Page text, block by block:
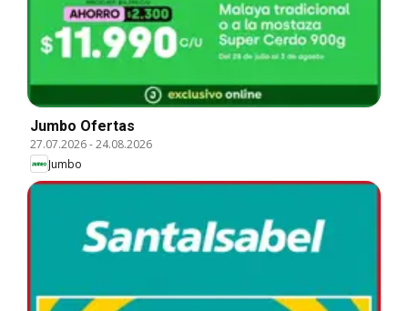
Jumbo Ofertas
27.07.2026-24.08.2026
Jumbo